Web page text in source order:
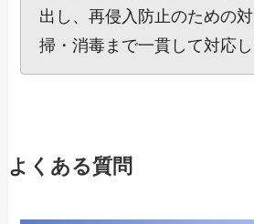
出し、再侵入防止のための
掃・消毒まで一貫して対応し
よくある質問